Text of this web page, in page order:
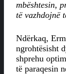
mbështesin,
të vazhdojnë
Ndërkaq,
ngrohtësisht
shprehu
të paraqesin